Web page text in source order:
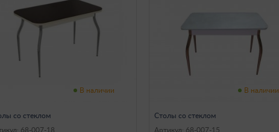
В наличии
со стеклом
68-007-18
В наличии
Столы со стеклом
Артикул: 68-007-15